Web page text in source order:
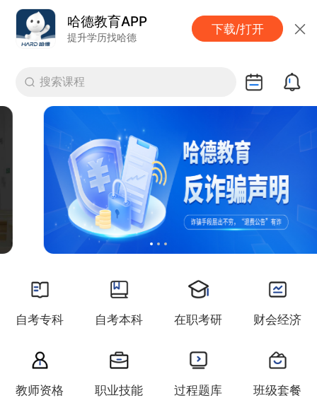
哈德教育APP
提升学历找哈德
下载/打开
搜索课程
自考专科 自考本科 在职考研 财会经济
教师资格 职业技能 过程题库 班级套餐